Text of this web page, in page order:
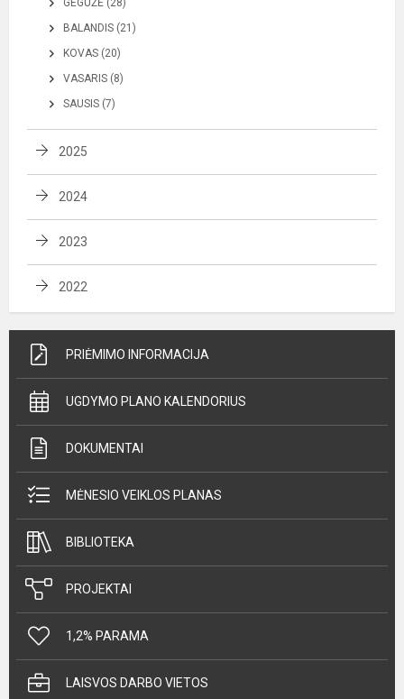
BALANDIS (21)
KOVAS (20)
VASARIS (8)
SAUSIS (7)
2025
2024
2023
2022
PRIĖMIMO INFORMACIJA
UGDYMO PLANO KALENDORIUS
DOKUMENTAI
MĖNESIO VEIKLOS PLANAS
BIBLIOTEKA
PROJEKTAI
1,2% PARAMA
LAISVOS DARBO VIETOS